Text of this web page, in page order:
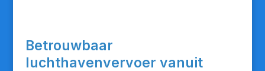
Betrouwbaar
luchthavenvervoer vanuit